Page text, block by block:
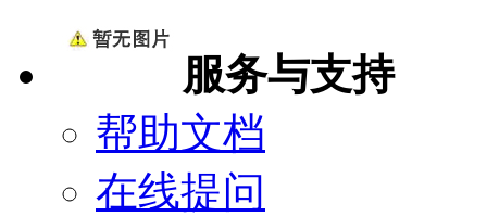
服务与支持
帮助文档
在线提问